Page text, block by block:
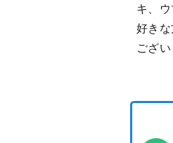
キ、
好き
ござ